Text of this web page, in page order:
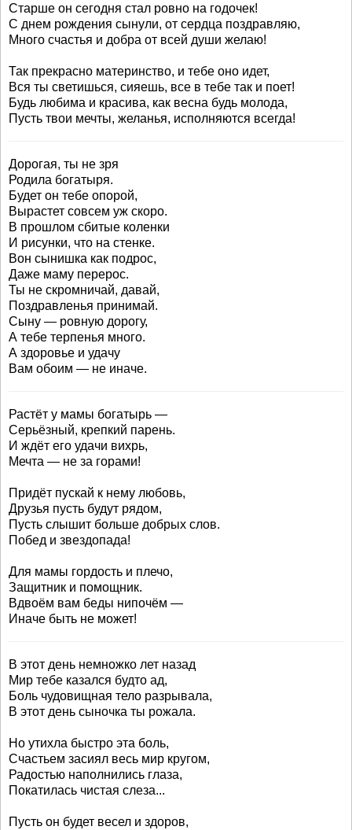
Старше он сегодня стал ровно на годочек!
С днем рождения сынули, от сердца поздравляю,
Много счастья и добра от всей души желаю!
Так прекрасно материнство, и тебе оно идет,
Вся ты светишься, сияешь, все в тебе так и поет!
Будь любима и красива, как весна будь молода,
Пусть твои мечты, желанья, исполняются всегда!
Дорогая, ты не зря
Родила богатыря.
Будет он тебе опорой,
Вырастет совсем уж скоро.
В прошлом сбитые коленки
И рисунки, что на стенке.
Вон сынишка как подрос,
Даже маму перерос.
Ты не скромничай, давай,
Поздравленья принимай.
Сыну — ровную дорогу,
А тебе терпенья много.
А здоровье и удачу
Вам обоим — не иначе.
Растёт у мамы богатырь —
Серьёзный, крепкий парень.
И ждёт его удачи вихрь,
Мечта — не за горами!
Придёт пускай к нему любовь,
Друзья пусть будут рядом,
Пусть слышит больше добрых слов.
Побед и звездопада!
Для мамы гордость и плечо,
Защитник и помощник.
Вдвоём вам беды нипочём —
Иначе быть не может!
В этот день немножко лет назад
Мир тебе казался будто ад,
Боль чудовищная тело разрывала,
В этот день сыночка ты рожала.
Но утихла быстро эта боль,
Счастьем засиял весь мир кругом,
Радостью наполнились глаза,
Покатилась чистая слеза...
Пусть он будет весел и здоров,